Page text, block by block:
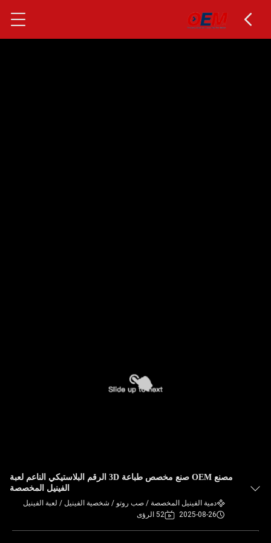
مصنع OEM صنع مخصص طباعة 3D الرقم البلاستيكي الناعم لعبة
الفينيل المخصصة
دمية الفينيل المخصصة / صب روتو / شخصية الفينيل / لعبة الفينيل
2025-08-26
52 الرؤى